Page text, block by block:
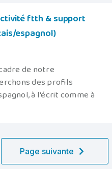
ftth & support
espagnol)
de notre
des profils
à l'écrit comme à
Page suivante